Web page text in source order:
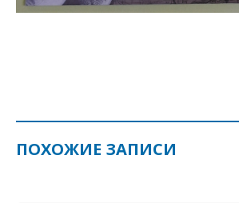
ПОХОЖИЕ ЗАПИСИ